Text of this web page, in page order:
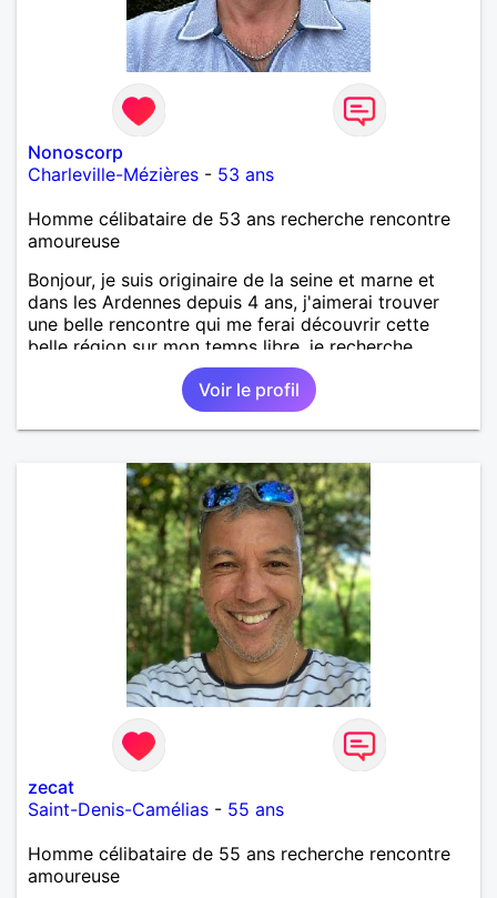
Nonoscorp
Charleville-Mézières - 53 ans
Homme célibataire de 53 ans recherche rencontre
amoureuse
Bonjour, je suis originaire de la seine et marne et
dans les Ardennes depuis 4 ans, j'aimerai trouver
une belle rencontre qui me ferai découvrir cette
belle région sur mon temps libre, je recherche
quelqu'un de simple et sincère, une bonne
complicité et de la bonne humeur me ravirait.. alors
si l'envie de me découvrir vous en dit, je vous dis à
bientôt.
Voir le profil
zecat
Saint-Denis-Camélias - 55 ans
Homme célibataire de 55 ans recherche rencontre
amoureuse